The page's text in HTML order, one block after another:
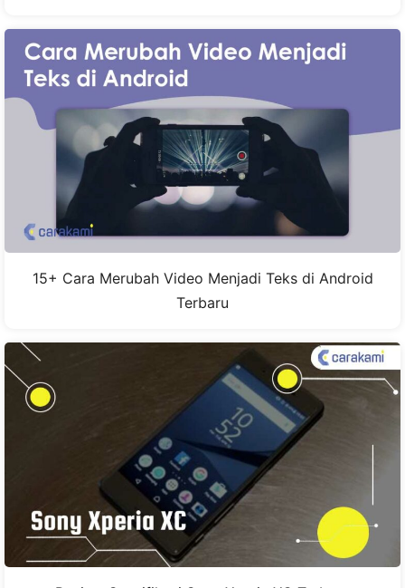
15+ Cara Merubah Video Menjadi Teks di Android
Terbaru